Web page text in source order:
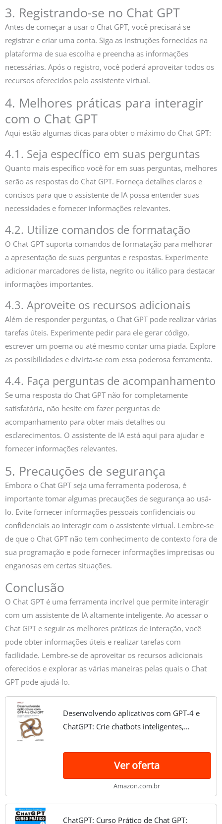
3. Registrando-se no Chat GPT
Antes de começar a usar o Chat GPT, você precisará se
registrar e criar uma conta. Siga as instruções fornecidas na
plataforma de sua escolha e preencha as informações
necessárias. Após o registro, você poderá aproveitar todos os
recursos oferecidos pelo assistente virtual.
4. Melhores práticas para interagir
com o Chat GPT
Aqui estão algumas dicas para obter o máximo do Chat GPT:
4.1. Seja específico em suas perguntas
Quanto mais específico você for em suas perguntas, melhores
serão as respostas do Chat GPT. Forneça detalhes claros e
concisos para que o assistente de IA possa entender suas
necessidades e fornecer informações relevantes.
4.2. Utilize comandos de formatação
O Chat GPT suporta comandos de formatação para melhorar
a apresentação de suas perguntas e respostas. Experimente
adicionar marcadores de lista, negrito ou itálico para destacar
informações importantes.
4.3. Aproveite os recursos adicionais
Além de responder perguntas, o Chat GPT pode realizar várias
tarefas úteis. Experimente pedir para ele gerar código,
escrever um poema ou até mesmo contar uma piada. Explore
as possibilidades e divirta-se com essa poderosa ferramenta.
4.4. Faça perguntas de acompanhamento
Se uma resposta do Chat GPT não for completamente
satisfatória, não hesite em fazer perguntas de
acompanhamento para obter mais detalhes ou
esclarecimentos. O assistente de IA está aqui para ajudar e
fornecer informações relevantes.
5. Precauções de segurança
Embora o Chat GPT seja uma ferramenta poderosa, é
importante tomar algumas precauções de segurança ao usá-
lo. Evite fornecer informações pessoais confidenciais ou
confidenciais ao interagir com o assistente virtual. Lembre-se
de que o Chat GPT não tem conhecimento de contexto fora de
sua programação e pode fornecer informações imprecisas ou
enganosas em certas situações.
Conclusão
O Chat GPT é uma ferramenta incrível que permite interagir
com um assistente de IA altamente inteligente. Ao acessar o
Chat GPT e seguir as melhores práticas de interação, você
pode obter informações úteis e realizar tarefas com
facilidade. Lembre-se de aproveitar os recursos adicionais
oferecidos e explorar as várias maneiras pelas quais o Chat
GPT pode ajudá-lo.
Desenvolvendo aplicativos com GPT-4 e
ChatGPT: Crie chatbots inteligentes,
Ver oferta
Amazon.com.br
ChatGPT: Curso Prático de Chat GPT: